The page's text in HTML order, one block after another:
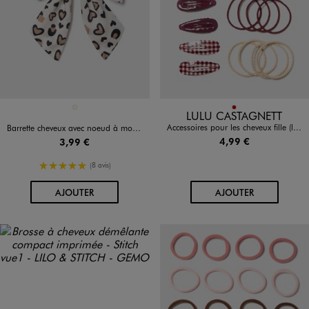
Barrette cheveux avec noeud à motif léopard
3,99 €
5/5 de moyenne
(8 avis)
AJOUTERAU PANIER
Disponible en 1 coloris
ROUGE FONCE
LULU CASTAGNETT
Accessoires pour les cheveux fille (lot de 14) - LuluCastagnette
4,99 €
AJOUTERAU PANIER